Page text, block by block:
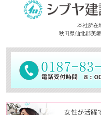
本社所在
秋田県仙北郡美